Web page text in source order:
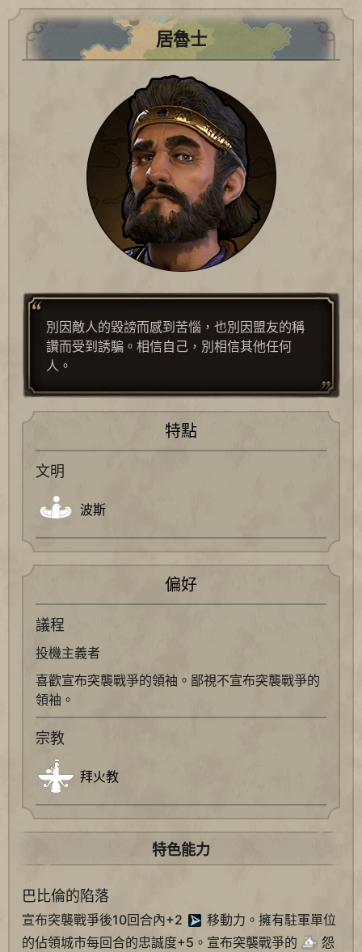
居魯士
別因敵人的毀謗而感到苦惱，也別因盟友的稱
讚而受到誘騙。相信自己，別相信其他任何
人。
特點
文明
波斯
偏好
議程
投機主義者
喜歡宣布突襲戰爭的領袖。鄙視不宣布突襲戰爭的
領袖。
宗教
拜火教
特色能力
巴比倫的陷落
宣布突襲戰爭後10回合內+2
移動力。擁有駐軍單位
的佔領城市每回合的忠誠度+5。宣布突襲戰爭的
怨